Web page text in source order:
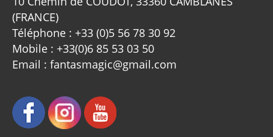
(FRANCE)
Téléphone : +33 (0)5 56 78 30 92
Mobile : +33(0)6 85 53 03 50
Email : fantasmagic@gmail.com